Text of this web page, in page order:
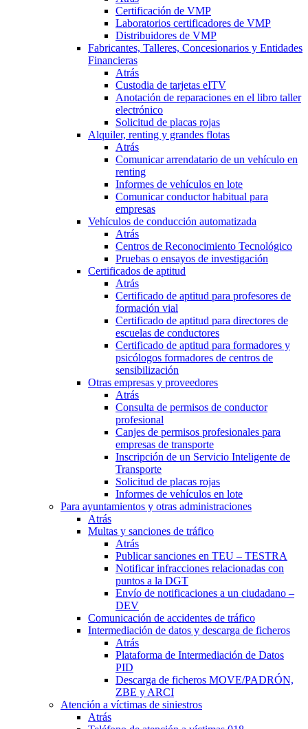
Certificación de VMP
Laboratorios certificadores de VMP
Distribuidores de VMP
Fabricantes, Talleres, Concesionarios y Entidades
Financieras
Atrás
Custodia de tarjetas eITV
Anotación de reparaciones en el libro taller
electrónico
Solicitud de placas rojas
Alquiler, renting y grandes flotas
Atrás
Comunicar arrendatario de un vehículo en
renting
Informes de vehículos en lote
Comunicar conductor habitual para
empresas
Vehículos de conducción automatizada
Atrás
Centros de Reconocimiento Tecnológico
Pruebas o ensayos de investigación
Certificados de aptitud
Atrás
Certificado de aptitud para profesores de
formación vial
Certificado de aptitud para directores de
escuelas de conductores
Certificado de aptitud para formadores y
psicólogos formadores de centros de
sensibilización
Otras empresas y proveedores
Atrás
Consulta de permisos de conductor
profesional
Canjes de permisos profesionales para
empresas de transporte
Inscripción de un Servicio Inteligente de
Transporte
Solicitud de placas rojas
Informes de vehículos en lote
Para ayuntamientos y otras administraciones
Atrás
Multas y sanciones de tráfico
Atrás
Publicar sanciones en TEU – TESTRA
Notificar infracciones relacionadas con
puntos a la DGT
Envío de notificaciones a un ciudadano –
DEV
Comunicación de accidentes de tráfico
Intermediación de datos y descarga de ficheros
Atrás
Plataforma de Intermediación de Datos
PID
Descarga de ficheros MOVE/PADRÓN,
ZBE y ARCI
Atención a víctimas de siniestros
Atrás